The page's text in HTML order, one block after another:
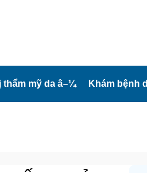
thẩm mỹ da â–¼ Khám bệnh